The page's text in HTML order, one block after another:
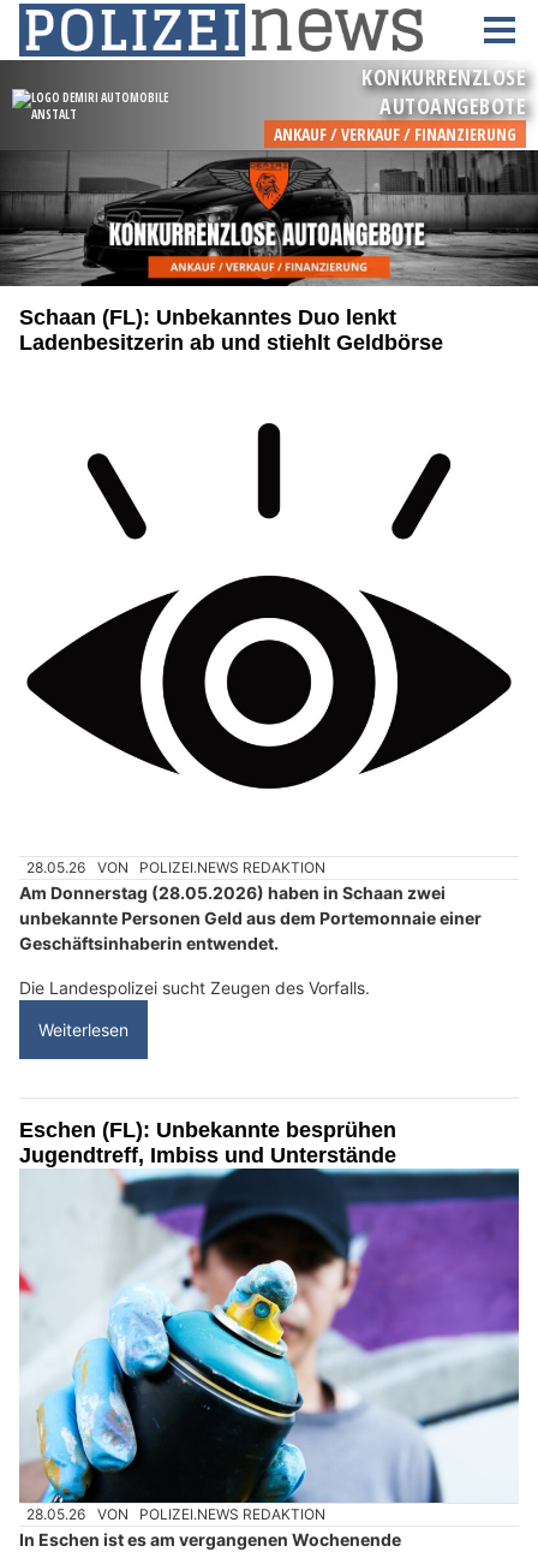
Schaan (FL): Unbekanntes Duo lenkt
Ladenbesitzerin ab und stiehlt Geldbörse
28.05.26 VON POLIZEI.NEWS REDAKTION
Am Donnerstag (28.05.2026) haben in Schaan zwei
unbekannte Personen Geld aus dem Portemonnaie einer
Geschäftsinhaberin entwendet.
Die Landespolizei sucht Zeugen des Vorfalls.
Weiterlesen
Eschen (FL): Unbekannte besprühen
Jugendtreff, Imbiss und Unterstände
28.05.26 VON POLIZEI.NEWS REDAKTION
In Eschen ist es am vergangenen Wochenende